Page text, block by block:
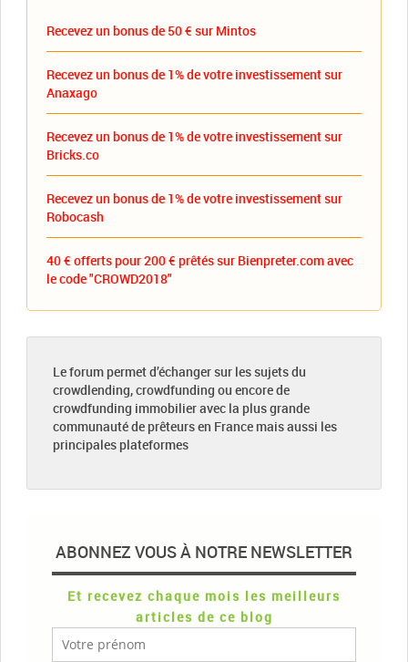
Recevez un bonus de 50 € sur Mintos
Recevez un bonus de 1% de votre investissement sur
Anaxago
Recevez un bonus de 1% de votre investissement sur
Bricks.co
Recevez un bonus de 1% de votre investissement sur
Robocash
40 € offerts pour 200 € prêtés sur Bienpreter.com avec
le code "CROWD2018"
Le forum permet d’échanger sur les sujets du
crowdlending, crowdfunding ou encore de
crowdfunding immobilier avec la plus grande
communauté de prêteurs en France mais aussi les
principales plateformes
ABONNEZ VOUS À NOTRE NEWSLETTER
Et recevez chaque mois les meilleurs
articles de ce blog